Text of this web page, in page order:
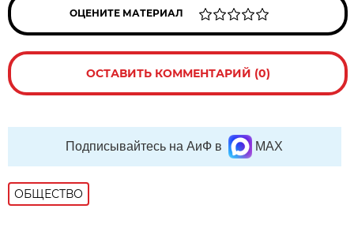
ОЦЕНИТЕ МАТЕРИАЛ
ОСТАВИТЬ КОММЕНТАРИЙ (0)
Подписывайтесь на АиФ в MAX
ОБЩЕСТВО